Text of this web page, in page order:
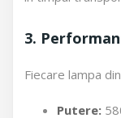
3.
Fiecare lampa
Putere: